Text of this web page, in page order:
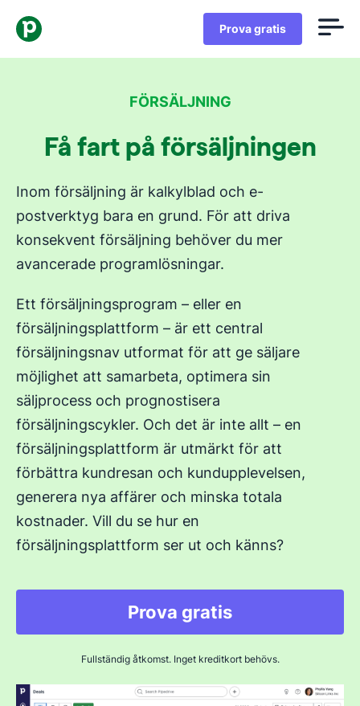
Prova gratis
FÖRSÄLJNING
Få fart på försäljningen
Inom försäljning är kalkylblad och e-
postverktyg bara en grund. För att driva
konsekvent försäljning behöver du mer
avancerade programlösningar.
Ett försäljningsprogram – eller en
försäljningsplattform – är ett central
försäljningsnav utformat för att ge säljare
möjlighet att samarbeta, optimera sin
säljprocess och prognostisera
försäljningscykler. Och det är inte allt – en
försäljningsplattform är utmärkt för att
förbättra kundresan och kundupplevelsen,
generera nya affärer och minska totala
kostnader. Vill du se hur en
försäljningsplattform ser ut och känns?
Prova gratis
Fullständig åtkomst. Inget kreditkort behövs.